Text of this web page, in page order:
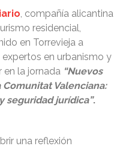
, compañía alicantina
residencial,
en Torrevieja a
en urbanismo y
la jornada “Nuevos
Valenciana:
seguridad jurídica”.
una reflexión